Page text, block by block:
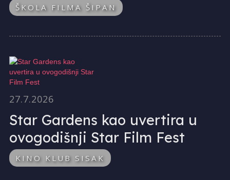
ŠKOLA FILMA ŠIPAN
27.7.2026
Star Gardens kao uvertira u
ovogodišnji Star Film Fest
KINO KLUB SISAK